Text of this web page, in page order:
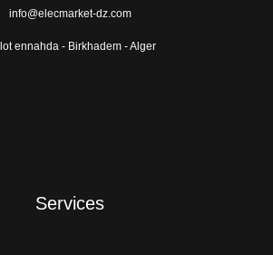
info@elecmarket-dz.com
ennahda - Birkhadem - Alger
Services